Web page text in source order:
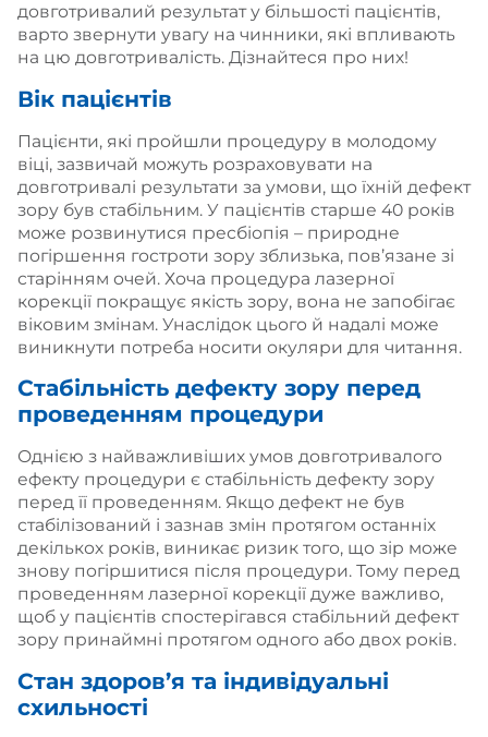
довготривалий результат у більшості пацієнтів,
варто звернути увагу на чинники, які впливають
на цю довготривалість. Дізнайтеся про них!
Вік пацієнтів
Пацієнти, які пройшли процедуру в молодому
віці, зазвичай можуть розраховувати на
довготривалі результати за умови, що їхній дефект
зору був стабільним. У пацієнтів старше 40 років
може розвинутися пресбіопія – природне
погіршення гостроти зору зблизька, пов’язане зі
старінням очей. Хоча процедура лазерної
корекції покращує якість зору, вона не запобігає
віковим змінам. Унаслідок цього й надалі може
виникнути потреба носити окуляри для читання.
Стабільність дефекту зору перед
проведенням процедури
Однією з найважливіших умов довготривалого
ефекту процедури є стабільність дефекту зору
перед її проведенням. Якщо дефект не був
стабілізований і зазнав змін протягом останніх
декількох років, виникає ризик того, що зір може
знову погіршитися після процедури. Тому перед
проведенням лазерної корекції дуже важливо,
щоб у пацієнтів спостерігався стабільний дефект
зору принаймні протягом одного або двох років.
Стан здоров’я та індивідуальні
схильності